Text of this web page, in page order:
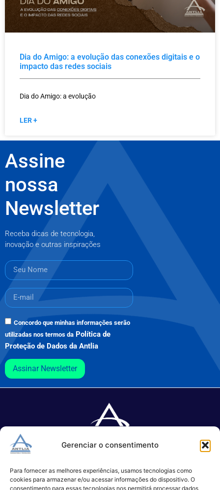
Gerenciar o consentimento
Para fornecer as melhores experiências, usamos tecnologias como
cookies para armazenar e/ou acessar informações do dispositivo. O
consentimento para essas tecnologias nos permitirá processar dados
Dia do Amigo: a evolução das conexões digitais e o
impacto das redes sociais
Dia do Amigo: a evolução
LER +
Assine
nossa
Newsletter
Receba dicas de tecnologia,
inovação e outras inspirações
Concordo que minhas informações serão
utilizadas nos termos da Política de
Proteção de Dados da Antlia
Assinar Newsletter
TI.